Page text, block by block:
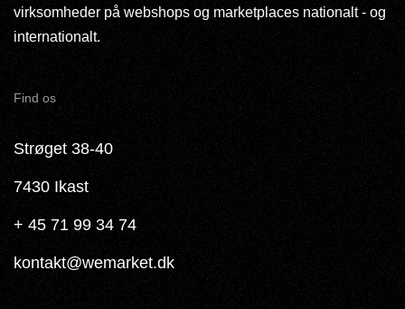
virksomheder på webshops og marketplaces nationalt - og
internationalt.
Find os
Strøget 38-40
7430 Ikast
+ 45 71 99 34 74
kontakt@wemarket.dk